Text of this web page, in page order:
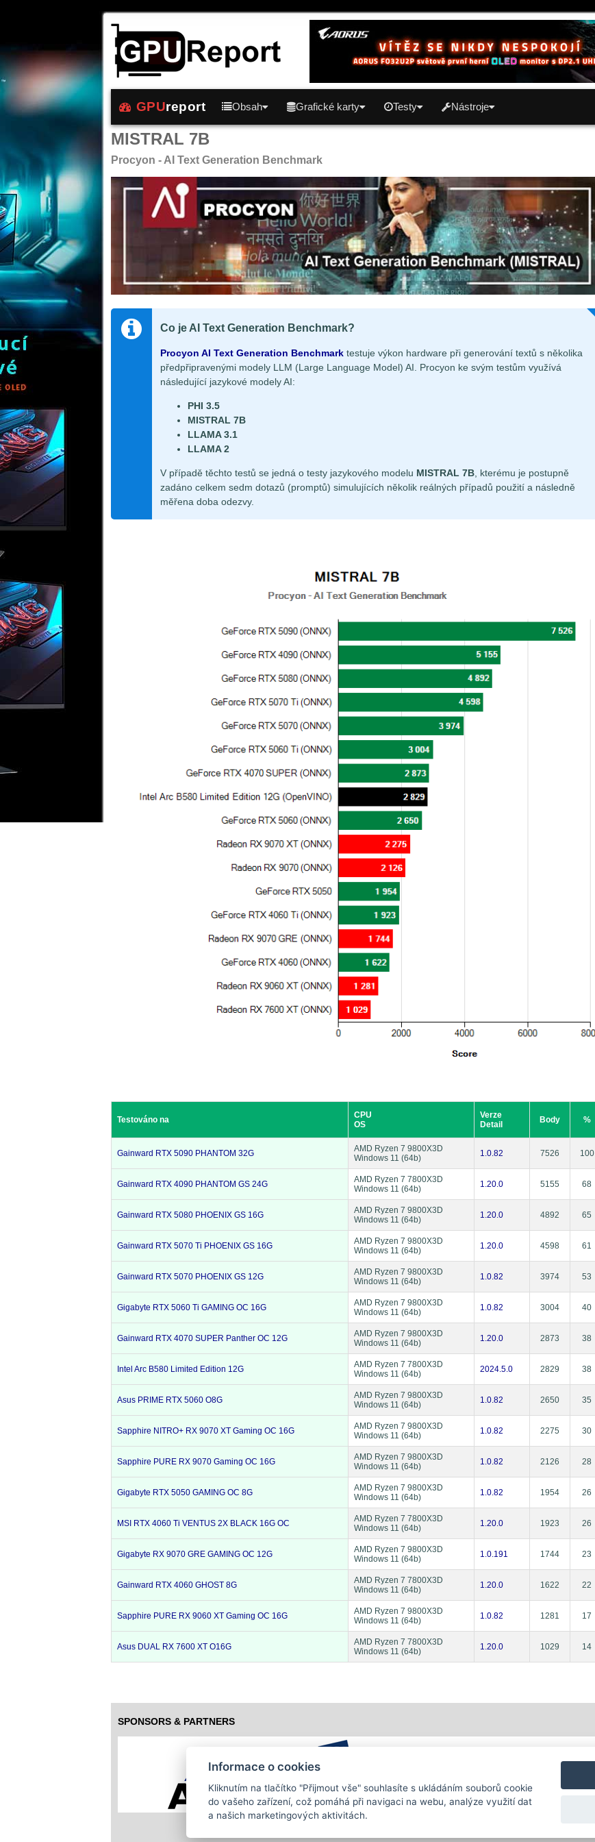
GPUreport Obsah Grafické karty Testy Nástroje
MISTRAL 7B
Procyon - AI Text Generation Benchmark
Co je AI Text Generation Benchmark?
Procyon AI Text Generation Benchmark testuje výkon hardware při generování textů s několika
předpřipravenými modely LLM (Large Language Model) AI. Procyon ke svým testům využívá
následující jazykové modely AI:
PHI 3.5
MISTRAL 7B
LLAMA 3.1
LLAMA 2
V případě těchto testů se jedná o testy jazykového modelu MISTRAL 7B , kterému je postupně
zadáno celkem sedm dotazů (promptů) simulujících několik reálných případů použití a následně
měřena doba odezvy.
Testováno na
CPU
OS
Verze
Detail
Body %
Gainward RTX 5090 PHANTOM 32G
AMD Ryzen 7 9800X3D
Windows 11 (64b)
1.0.82 7526 100
Gainward RTX 4090 PHANTOM GS 24G
AMD Ryzen 7 7800X3D
Windows 11 (64b)
1.20.0 5155 68
Gainward RTX 5080 PHOENIX GS 16G
AMD Ryzen 7 9800X3D
Windows 11 (64b)
1.20.0 4892 65
Gainward RTX 5070 Ti PHOENIX GS 16G
AMD Ryzen 7 9800X3D
Windows 11 (64b)
1.20.0 4598 61
Gainward RTX 5070 PHOENIX GS 12G
AMD Ryzen 7 9800X3D
Windows 11 (64b)
1.0.82 3974 53
Gigabyte RTX 5060 Ti GAMING OC 16G
AMD Ryzen 7 9800X3D
Windows 11 (64b)
1.0.82 3004 40
Gainward RTX 4070 SUPER Panther OC 12G
AMD Ryzen 7 9800X3D
Windows 11 (64b)
1.20.0 2873 38
Intel Arc B580 Limited Edition 12G
AMD Ryzen 7 7800X3D
Windows 11 (64b)
2024.5.0 2829 38
Asus PRIME RTX 5060 O8G
AMD Ryzen 7 9800X3D
Windows 11 (64b)
1.0.82 2650 35
Sapphire NITRO+ RX 9070 XT Gaming OC 16G
AMD Ryzen 7 9800X3D
Windows 11 (64b)
1.0.82 2275 30
Sapphire PURE RX 9070 Gaming OC 16G
AMD Ryzen 7 9800X3D
Windows 11 (64b)
1.0.82 2126 28
Gigabyte RTX 5050 GAMING OC 8G
AMD Ryzen 7 9800X3D
Windows 11 (64b)
1.0.82 1954 26
MSI RTX 4060 Ti VENTUS 2X BLACK 16G OC
AMD Ryzen 7 7800X3D
Windows 11 (64b)
1.20.0 1923 26
Gigabyte RX 9070 GRE GAMING OC 12G
AMD Ryzen 7 9800X3D
Windows 11 (64b)
1.0.191 1744 23
Gainward RTX 4060 GHOST 8G
AMD Ryzen 7 7800X3D
Windows 11 (64b)
1.20.0 1622 22
Sapphire PURE RX 9060 XT Gaming OC 16G
AMD Ryzen 7 9800X3D
Windows 11 (64b)
1.0.82 1281 17
Asus DUAL RX 7600 XT O16G
AMD Ryzen 7 7800X3D
Windows 11 (64b)
1.20.0 1029 14
SPONSORS & PARTNERS
Informace o cookies
Kliknutím na tlačítko "Přijmout vše" souhlasíte s ukládáním souborů cookie
do vašeho zařízení, což pomáhá při navigaci na webu, analýze využití dat
a našich marketingových aktivitách.